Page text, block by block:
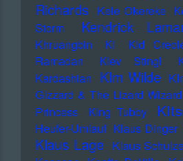
Richards Kele Okereke
Storm
Kendrick
Khruangbin
KI KId
Ramadan
KIev Stingl
Kardashian KIm Wilde
Gizzard & The Lizard Wizard
Princess
KIng Tubby
Heufer-Umlauf Klaus Dinger
Klaus Lage Klaus Schulze